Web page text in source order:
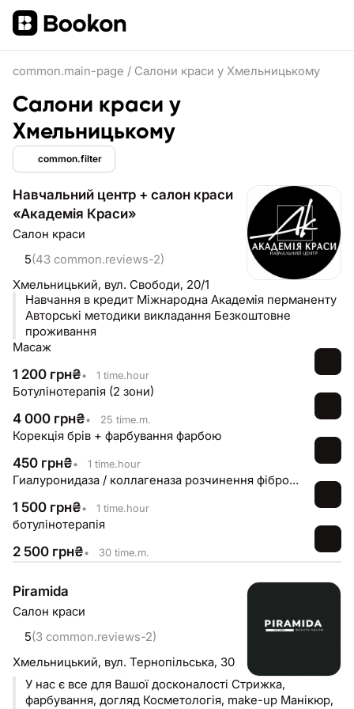
common.main-page / Салони краси у Хмельницькому
Салони краси у
Хмельницькому
common.filter
Навчальний центр + салон краси
«Академія Краси»
Салон краси
5(43 common.reviews-2)
Хмельницький, вул. Свободи, 20/1
Навчання в кредит Міжнародна Академія перманенту
Авторські методики викладання Безкоштовне
проживання
Масаж
1 200 грн₴• 1 time.hour
Ботулінотерапія (2 зони)
4 000 грн₴• 25 time.m.
Корекція брів + фарбування фарбою
450 грн₴• 1 time.hour
Гиалуронидаза / коллагеназа розчинення фіброзу або
1 500 грн₴• 1 time.hour
ботулінотерапія
2 500 грн₴• 30 time.m.
Piramida
Салон краси
5(3 common.reviews-2)
Хмельницький, вул. Тернопільська, 30
У нас є все для Вашої досконалості Стрижка,
фарбування, догляд Косметологія, make-up Манікюр,